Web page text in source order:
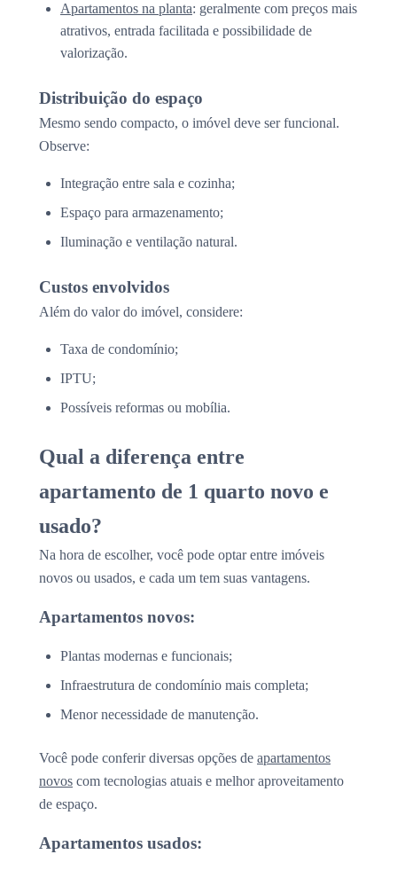
Apartamentos na planta: geralmente com preços mais
atrativos, entrada facilitada e possibilidade de
valorização.
Distribuição do espaço
Mesmo sendo compacto, o imóvel deve ser funcional.
Observe:
Integração entre sala e cozinha;
Espaço para armazenamento;
Iluminação e ventilação natural.
Custos envolvidos
Além do valor do imóvel, considere:
Taxa de condomínio;
IPTU;
Possíveis reformas ou mobília.
Qual a diferença entre
apartamento de 1 quarto novo e
usado?
Na hora de escolher, você pode optar entre imóveis
novos ou usados, e cada um tem suas vantagens.
Apartamentos novos:
Plantas modernas e funcionais;
Infraestrutura de condomínio mais completa;
Menor necessidade de manutenção.
Você pode conferir diversas opções de apartamentos
novos com tecnologias atuais e melhor aproveitamento
de espaço.
Apartamentos usados: